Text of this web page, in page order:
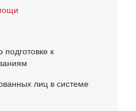
к
лиц в системе